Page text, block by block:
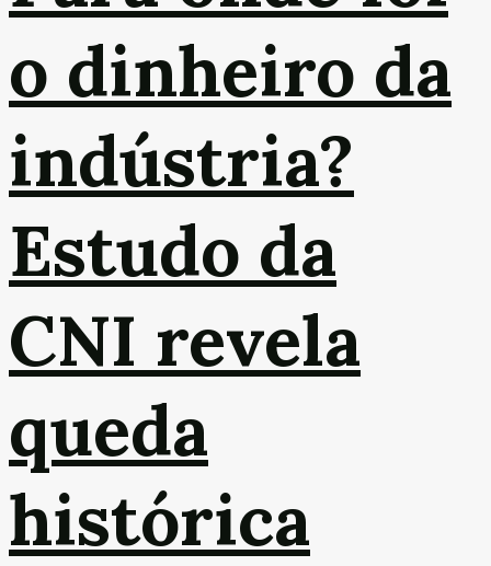
o dinheiro da
indústria?
Estudo da
CNI revela
queda
histórica